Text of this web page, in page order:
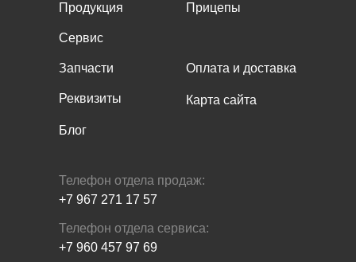
Продукция
Сервис
Реквизиты
Блог
Запчасти
Прицепы
Оплата и доставка
Карта сайта
Телефон отдела сервиса:
+7 960 457 97 69
Телефон отдела продаж:
+7 967 271 17 57